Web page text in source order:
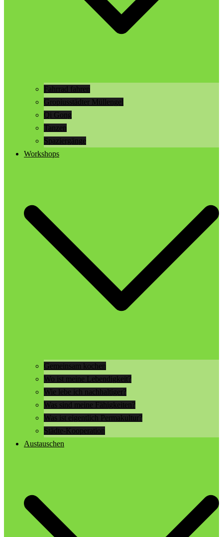
Fahrrad fahren
Gropiusstädter Müllengel
Qi Gong
Tanzen
Spaziergänge
Workshops
Gemeinsam kochen
Wo ist meine Lebendigkeit?
Wie lebe ich nachhaltiger?
Was sind meine Fähigkeiten?
Was ist eigentlich Permakultur?
Städte-Kooperation
Austauschen